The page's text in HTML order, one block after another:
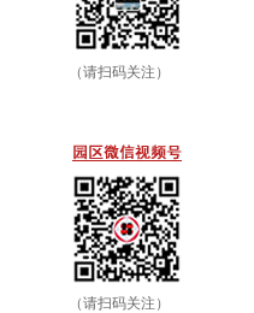
（请扫码关注）
（请扫码关注）